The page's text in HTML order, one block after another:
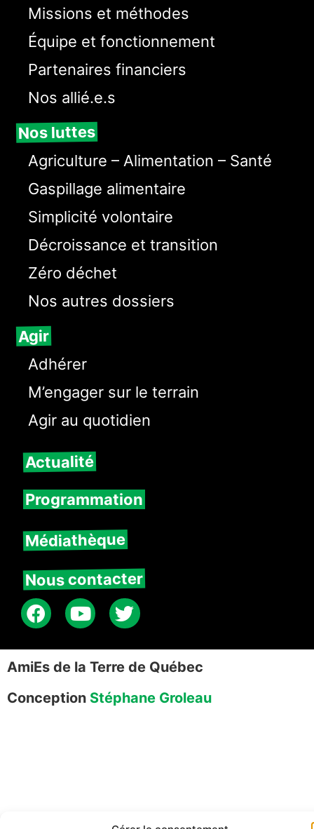
Missions et méthodes
Équipe et fonctionnement
Partenaires financiers
Nos allié.e.s
Nos luttes
Agriculture – Alimentation – Santé
Gaspillage alimentaire
Simplicité volontaire
Décroissance et transition
Zéro déchet
Nos autres dossiers
Agir
Adhérer
M’engager sur le terrain
Agir au quotidien
Actualité
Programmation
Médiathèque
Nous contacter
AmiEs de la Terre de Québec
Conception Stéphane Groleau